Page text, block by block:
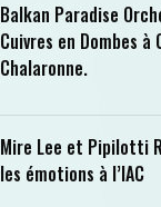
Balkan Paradise
Cuivres en Dombes
Chalaronne.
Mire Lee et Pipilotti
les émotions à l’IAC